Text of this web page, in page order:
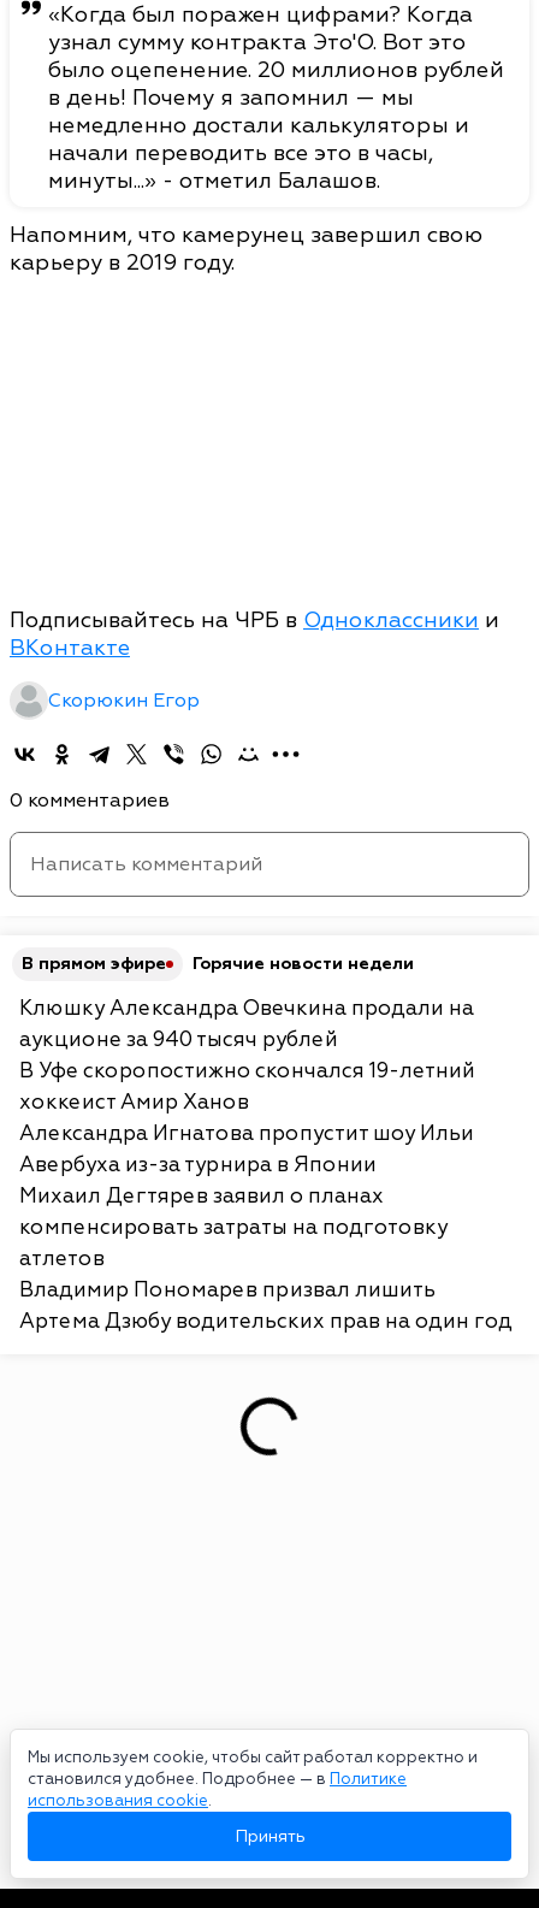
Мы используем cookie, чтобы сайт работал корректно и
становился удобнее. Подробнее — в Политике
использования cookie.
Принять
«Когда был поражен цифрами? Когда
узнал сумму контракта Это'О. Вот это
было оцепенение. 20 миллионов рублей
в день! Почему я запомнил — мы
немедленно достали калькуляторы и
начали переводить все это в часы,
минуты...» - отметил Балашов.
Напомним, что камерунец завершил свою
карьеру в 2019 году.
Подписывайтесь на ЧРБ в Одноклассники и
ВКонтакте
Скорюкин Егор
0 комментариев
В прямом эфире Горячие новости недели
Клюшку Александра Овечкина продали на
аукционе за 940 тысяч рублей
В Уфе скоропостижно скончался 19-летний
хоккеист Амир Ханов
Александра Игнатова пропустит шоу Ильи
Авербуха из-за турнира в Японии
Михаил Дегтярев заявил о планах
компенсировать затраты на подготовку
атлетов
Владимир Пономарев призвал лишить
Артема Дзюбу водительских прав на один год